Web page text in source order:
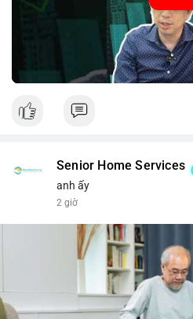
#whalemove #vilanh
Senior Home Services
anh ấy
2 giờ